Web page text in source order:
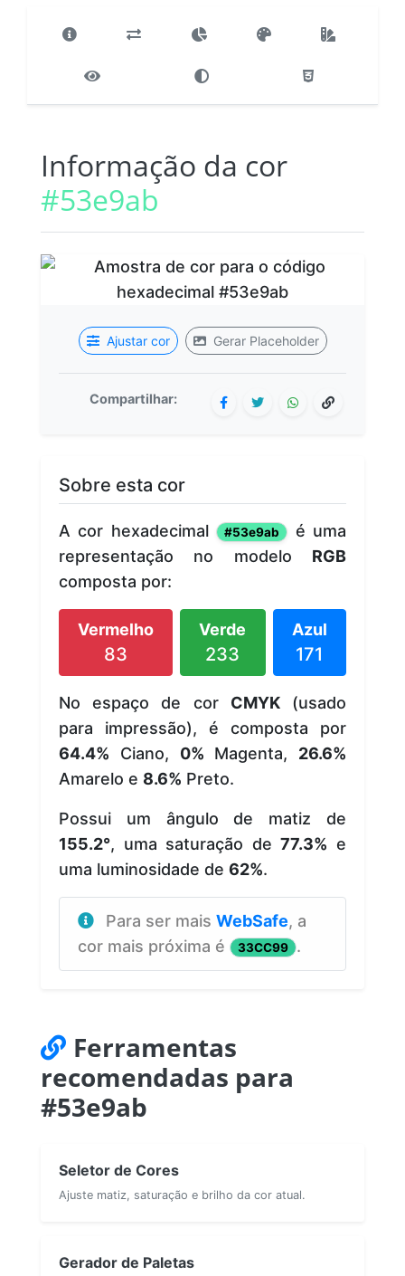
Informação da cor
#53e9ab
Ajustar cor Gerar Placeholder
Compartilhar:
Sobre esta cor
A cor hexadecimal #53e9ab
é uma
representação no modelo RGB
composta por:
Vermelho
83
Verde
233
Azul
171
No espaço de cor CMYK(usado
para impressão), é composta por
64.4% Ciano, 0% Magenta, 26.6%
Amarelo e 8.6% Preto.
Possui um ângulo de matiz de
155.2°, uma saturação de77.3% e
uma luminosidade de 62%.
Para ser mais WebSafe, a
cor mais próxima é
33CC99 .
Ferramentas
recomendadas para
#53e9ab
Seletor de Cores
Ajuste matiz, saturação e brilho da cor atual.
Gerador de Paletas